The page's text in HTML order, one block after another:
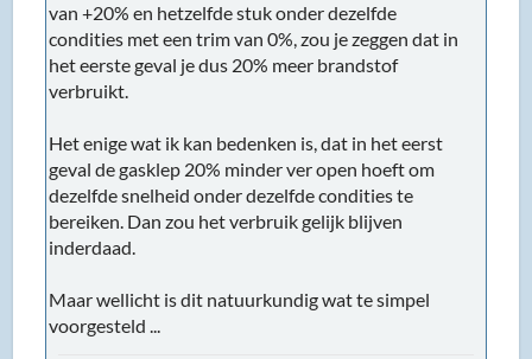
van +20% en hetzelfde stuk onder dezelfde
condities met een trim van 0%, zou je zeggen dat in
het eerste geval je dus 20% meer brandstof
verbruikt.
Het enige wat ik kan bedenken is, dat in het eerst
geval de gasklep 20% minder ver open hoeft om
dezelfde snelheid onder dezelfde condities te
bereiken. Dan zou het verbruik gelijk blijven
inderdaad.
Maar wellicht is dit natuurkundig wat te simpel
voorgesteld ...